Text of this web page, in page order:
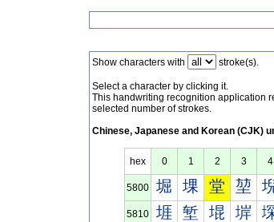
Show characters with stroke(s).
Select a character by clicking it.
This handwriting recognition application
selected number of strokes.
Chinese, Japanese and Korean (CJK)
hex 0 1 2 3 4
5800 堀 堁 堂 堃
5810 堐 堑 堒 堓